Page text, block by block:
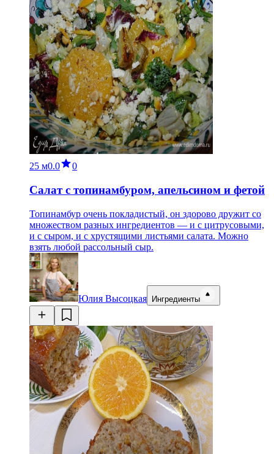
25 м0.0 0
Салат с топинамбуром, апельсином и фетой
Топинамбур очень покладистый, он здорово дружит со
множеством разных ингредиентов — и с цитрусовыми,
и с сыром, и с хрустящими листьями салата. Можно
взять любой рассольный сыр.
Юлия Высоцкая Ингредиенты